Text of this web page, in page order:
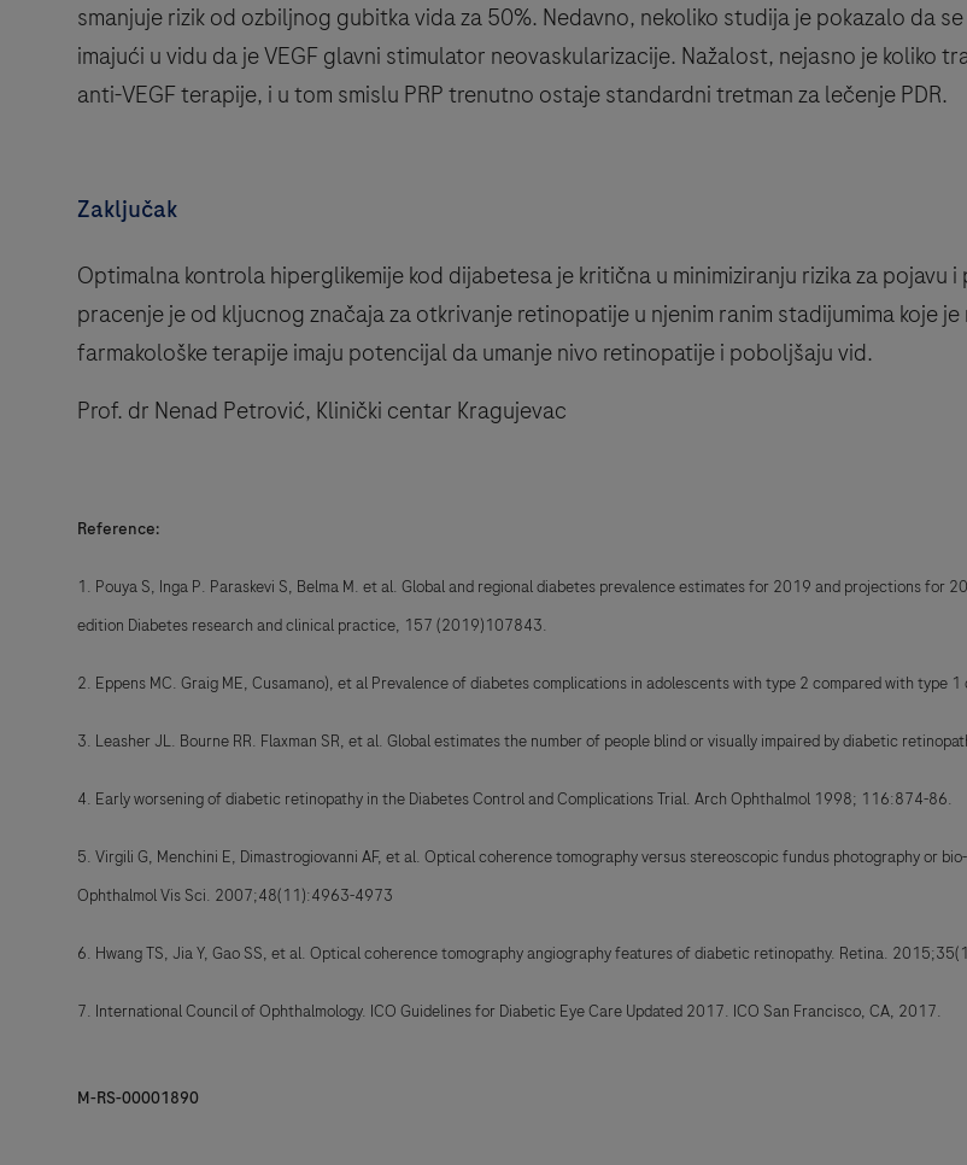
smanjuje rizik od ozbiljnog gubitka vida za 50%. Nedavno, nekoliko studija je pokazalo da
imajući u vidu da je VEGF glavni stimulator neovaskularizacije. Nažalost, nejasno je koliko
anti-VEGF terapije, i u tom smislu PRP trenutno ostaje standardni tretman za lečenje PDR.
Zaključak
Optimalna kontrola hiperglikemije kod dijabetesa je kritična u minimiziranju rizika za
pracenje je od kljucnog značaja za otkrivanje retinopatije u njenim ranim stadijumima koje
farmakološke terapije imaju potencijal da umanje nivo retinopatije i poboljšaju vid.
Prof. dr Nenad Petrović, Klinički centar Kragujevac
Reference:
1. Pouya S, Inga P. Paraskevi S, Belma M. et al. Global and regional diabetes prevalence estimates for 2019 and projections
edition Diabetes research and clinical practice, 157 (2019)107843.
2. Eppens MC. Graig ME, Cusamano), et al Prevalence of diabetes complications in adolescents with type 2 compared with
3. Leasher JL. Bourne RR. Flaxman SR, et al. Global estimates the number of people blind or visually impaired by diabetic
4. Early worsening of diabetic retinopathy in the Diabetes Control and Complications Trial. Arch Ophthalmol 1998; 116:874-86.
5. Virgili G, Menchini E, Dimastrogiovanni AF, et al. Optical coherence tomography versus stereoscopic fundus photography or
Ophthalmol Vis Sci. 2007;48(11):4963-4973
6. Hwang TS, Jia Y, Gao SS, et al. Optical coherence tomography angiography features of diabetic retinopathy. Retina.
7. International Council of Ophthalmology. ICO Guidelines for Diabetic Eye Care Updated 2017. ICO San Francisco, CA, 2017.
M-RS-00001890